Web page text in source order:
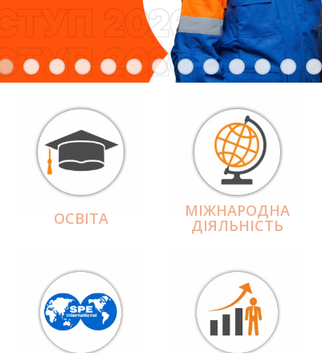
ОСВІТА МІЖНАРОДНА
ДІЯЛЬНІCТЬ